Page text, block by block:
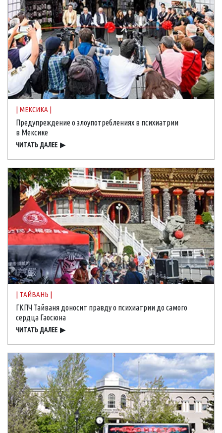
| МЕКСИКА |
Предупреждение о злоупотреблениях в психиатрии
в Мексике
ЧИТАТЬ ДАЛЕЕ ▶
| ТАЙВАНЬ |
ГКПЧ Тайваня доносит правду о психиатрии до самого
сердца Гаосюна
ЧИТАТЬ ДАЛЕЕ ▶